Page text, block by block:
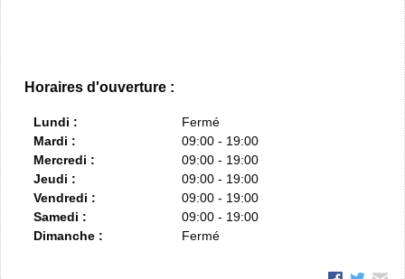
Horaires d'ouverture :
Lundi :
Fermé
Mardi :
09:00 - 19:00
Mercredi :
09:00 - 19:00
Jeudi :
09:00 - 19:00
Vendredi :
09:00 - 19:00
Samedi :
09:00 - 19:00
Dimanche :
Fermé